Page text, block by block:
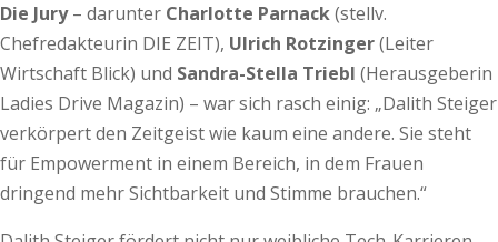
Die Jury– darunter Charlotte Parnack(stellv.
Chefredakteurin DIE ZEIT), Ulrich Rotzinger(Leiter
Wirtschaft Blick) und Sandra-Stella Triebl (Herausgeberin
Ladies Drive Magazin) – war sich rasch einig: „Dalith Steiger
verkörpert den Zeitgeist wie kaum eine andere. Sie steht
für Empowerment in einem Bereich, in dem Frauen
dringend mehr Sichtbarkeit und Stimme brauchen.“